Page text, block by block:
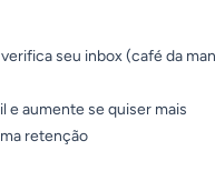
seu inbox (café da
e aumente se quiser mais
retenção